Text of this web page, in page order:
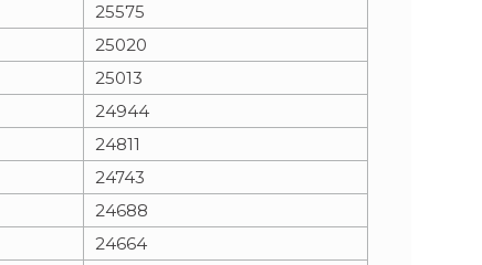
25575
25020
25013
24944
24811
24743
24688
24664